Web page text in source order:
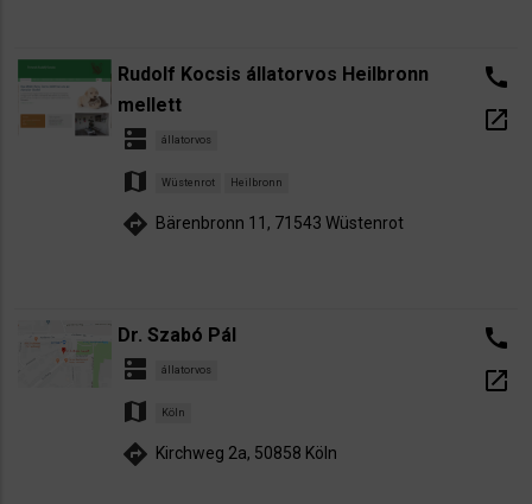
Rudolf Kocsis állatorvos Heilbronn
mellett
dns állatorvos
map Wüstenrot Heilbronn
directions Bärenbronn 11, 71543 Wüstenrot
call
open_in_new
Dr. Szabó Pál
dns állatorvos
map Köln
directions Kirchweg 2a, 50858 Köln
call
open_in_new